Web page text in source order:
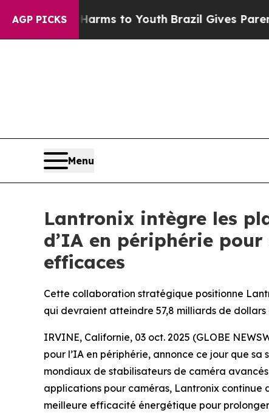
AGP PICKS
Harms to Youth Brazil Gives Parents
Menu
Lantronix intègre les
d’IA en périphérie
efficaces
Cette collaboration stratégique positionne
qui devraient atteindre 57,8 milliards de dollars
IRVINE, Californie, 03 oct. 2025 (GLOBE
pour l’IA en périphérie, annonce ce jour que
mondiaux de stabilisateurs de caméra
applications pour caméras, Lantronix continue
meilleure efficacité énergétique pour